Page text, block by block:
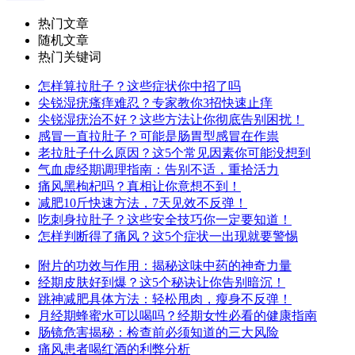
热门文章
随机文章
热门关键词
怎样算拉肚子？这些症状你中招了吗
尖锐湿疣瘙痒难忍？专家教你3招快速止痒
尖锐湿疣治不好？这些方法让你彻底告别困扰！
感冒一直拉肚子？可能是肠胃型感冒在作祟
老拉肚子什么原因？这5个常见因素你可能没想到
气血虚经期调理指南：告别不适，重拾活力
痛风黑枸杞吗？真相让你意想不到！
减肥10斤快速方法，7天见效不反弹！
吃刺身拉肚子？这些安全技巧你一定要知道！
怎样判断得了痛风？这5个症状一出现就要警惕
附片的功效与作用：揭秘这味中药的神奇力量
经期皮肤好到爆？这5个秘诀让你告别暗沉！
跳神减肥具体方法：轻松甩肉，瘦身不反弹！
月经期蜂蜜水可以喝吗？经期女性必看的健康指南
肠镜危害揭秘：检查前必须知道的三大风险
痛风患者喝红酒的利弊分析